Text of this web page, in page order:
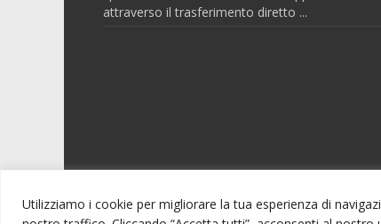
Utilizziamo i cookie per migliorare la tua esperienza di
attraverso il trasferimento diretto ...